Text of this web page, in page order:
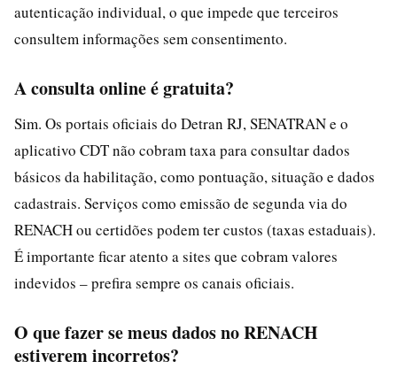
autenticação individual, o que impede que terceiros
consultem informações sem consentimento.
A consulta online é gratuita?
Sim. Os portais oficiais do Detran RJ, SENATRAN e o
aplicativo CDT não cobram taxa para consultar dados
básicos da habilitação, como pontuação, situação e dados
cadastrais. Serviços como emissão de segunda via do
RENACH ou certidões podem ter custos (taxas estaduais).
É importante ficar atento a sites que cobram valores
indevidos – prefira sempre os canais oficiais.
O que fazer se meus dados no RENACH
estiverem incorretos?